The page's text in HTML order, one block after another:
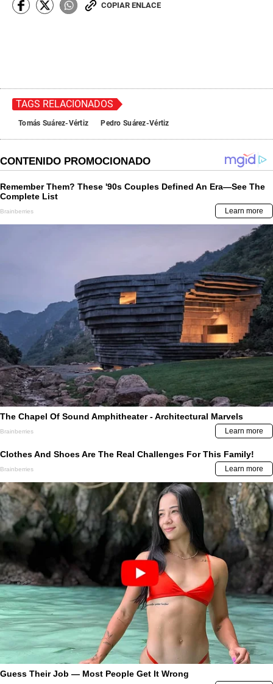
COPIAR ENLACE
TAGS RELACIONADOS
Tomás Suárez-Vértiz Pedro Suárez-Vértiz